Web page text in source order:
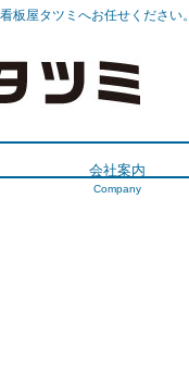
板屋タツミへお任せください。
会社案内
Company